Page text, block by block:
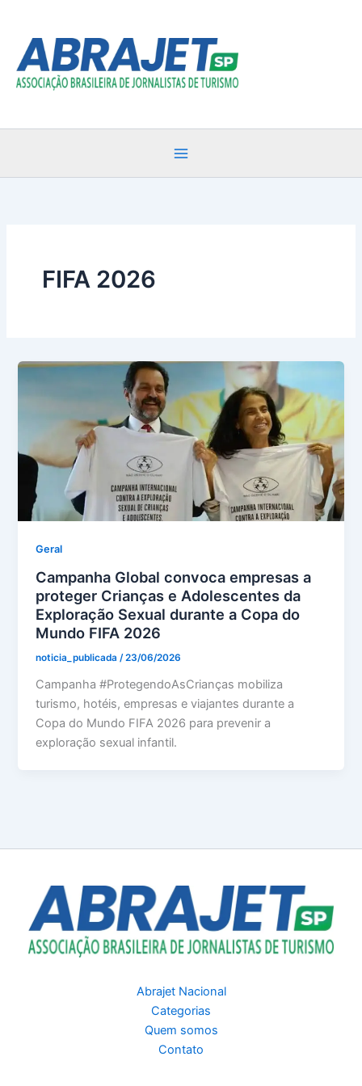
conteúdo
FIFA 2026
Geral
Campanha Global convoca empresas a
proteger Crianças e Adolescentes da
Exploração Sexual durante a Copa do
Mundo FIFA 2026
noticia_publicada /23/06/2026
Campanha #ProtegendoAsCrianças mobiliza
turismo, hotéis, empresas e viajantes durante a
Copa do Mundo FIFA 2026 para prevenir a
exploração sexual infantil.
Abrajet Nacional
Categorias
Quem somos
Contato